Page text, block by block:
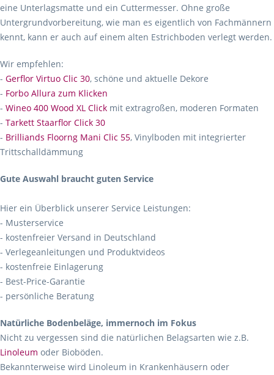
eine Unterlagsmatte und ein Cuttermesser. Ohne große
Untergrundvorbereitung, wie man es eigentlich von Fachmännern
kennt, kann er auch auf einem alten Estrichboden verlegt werden.
Wir empfehlen:
- Gerflor Virtuo Clic 30, schöne und aktuelle Dekore
- Forbo Allura zum Klicken
- Wineo 400 Wood XL Click mit extragroßen, moderen Formaten
- Tarkett Staarflor Click 30
- Brilliands Floorng Mani Clic 55, Vinylboden mit integrierter
Trittschalldämmung
Gute Auswahl braucht guten Service
Hier ein Überblick unserer Service Leistungen:
- Musterservice
- kostenfreier Versand in Deutschland
- Verlegeanleitungen und Produktvideos
- kostenfreie Einlagerung
- Best-Price-Garantie
- persönliche Beratung
Natürliche Bodenbeläge, immernoch im Fokus
Nicht zu vergessen sind die natürlichen Belagsarten wie z.B.
Linoleum oder Bioböden.
Bekannterweise wird Linoleum in Krankenhäusern oder